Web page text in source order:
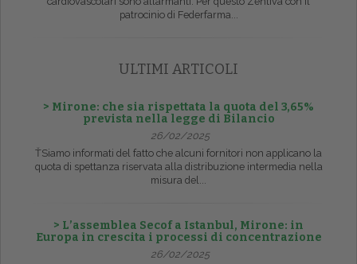
patrocinio di Federfarma...
ULTIMI ARTICOLI
> Mirone: che sia rispettata la quota del 3,65%
prevista nella legge di Bilancio
26/02/2025
ŤSiamo informati del fatto che alcuni fornitori non applicano la
quota di spettanza riservata alla distribuzione intermedia nella
misura del...
> L’assemblea Secof a Istanbul, Mirone: in
Europa in crescita i processi di concentrazione
26/02/2025